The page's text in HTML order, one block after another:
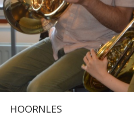
HOORNLES